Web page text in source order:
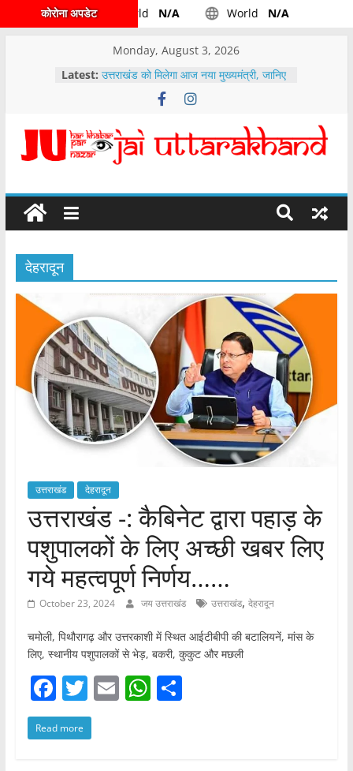
Monday, August 3, 2026
Latest: उत्तराखंड को मिलेगा आज नया मुख्यमंत्री, जानिए
किसके सिर होगा ताज
उत्तराखंड -: कैबिनेट द्वारा पहाड़ के पशुपालकों के
वारी एनर्जीज आईपीओ के लिए दो दिवसीय बोली
अवधि……..
देहरादून रुट डाइवर्ट, टी-20 क्रिकेट मैच के
पेपर लीक मामले में मुख्यमंत्री पुष्कर सिंह धामी ने
उच्च स्तरीय समीक्षा बैठक के दौरान अधिकारियों
को दिए निर्देश
देहरादून
उत्तराखंड देहरादून
उत्तराखंड -: कैबिनेट द्वारा पहाड़ के
पशुपालकों के लिए अच्छी खबर लिए
गये महत्वपूर्ण निर्णय……
October 23, 2024 जय उत्तराखंड उत्तराखंड, देहरादून
चमोली, पिथौरागढ़ और उत्तरकाशी में स्थित आईटीबीपी की बटालियनें, मांस के
लिए, स्थानीय पशुपालकों से भेड़, बकरी, कुकुट और मछली
F
a
c
T
w
itt
E W S
Read more
कोरोना अपडेट World N/A World N/A